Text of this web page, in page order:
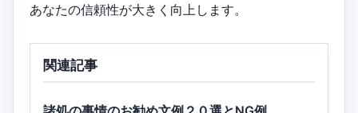
あなたの信頼性が大きく向上します。
関連記事